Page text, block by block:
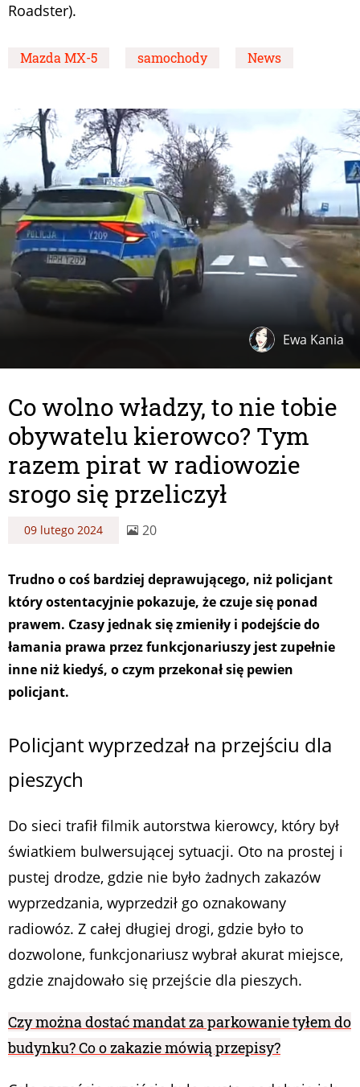
Roadster).
Mazda MX-5 samochody News
Ewa Kania
Co wolno władzy, to nie tobie
obywatelu kierowco? Tym
razem pirat w radiowozie
srogo się przeliczył
09 lutego 2024 20
Trudno o coś bardziej deprawującego, niż policjant
który ostentacyjnie pokazuje, że czuje się ponad
prawem. Czasy jednak się zmieniły i podejście do
łamania prawa przez funkcjonariuszy jest zupełnie
inne niż kiedyś, o czym przekonał się pewien
policjant.
Policjant wyprzedzał na przejściu dla
pieszych
Do sieci trafił filmik autorstwa kierowcy, który był
światkiem bulwersującej sytuacji. Oto na prostej i
pustej drodze, gdzie nie było żadnych zakazów
wyprzedzania, wyprzedził go oznakowany
radiowóz. Z całej długiej drogi, gdzie było to
dozwolone, funkcjonariusz wybrał akurat miejsce,
gdzie znajdowało się przejście dla pieszych.
Czy można dostać mandat za parkowanie tyłem do
budynku? Co o zakazie mówią przepisy?